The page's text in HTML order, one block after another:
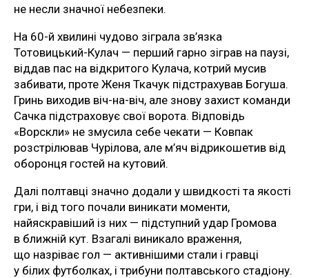
не несли значної небезпеки.
На 60-й хвилині чудово зіграла зв’язка
Тотовицький-Кулач — перший гарно зіграв на паузі,
віддав пас на відкритого Кулача, котрий мусив
забивати, проте Женя Ткачук підстрахував Богуша.
Гринь виходив віч-на-віч, але знову захист команди
Сачка підстраховує свої ворота. Відповідь
«Ворскли» не змусила себе чекати — Ковпак
розстрілював Чурілова, але м’яч відрикошетив від
оборонця гостей на кутовий.
Далі полтавці значно додали у швидкості та якості
гри, і від того почали виникати моменти,
найяскравіший із них — підступний удар Громова
в ближній кут. Взагалі виникало враження,
що назріває гол — активнішими стали і гравці
у білих футболках, і трибуни полтавського стадіону.